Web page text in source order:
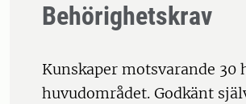
Behörighetskrav
Kunskaper motsvarande 30
huvudområdet. Godkänt